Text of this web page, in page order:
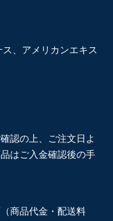
ス、アメリカンエキス
認の上、ご注文日よ
はご入金確認後の手
商品代金・配送料